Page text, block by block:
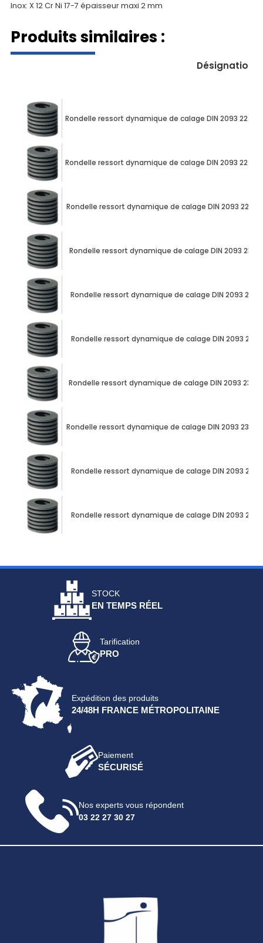
Inox: X 12 Cr Ni 17-7 épaisseur maxi 2 mm
Produits similaires :
Désignation
Rondelle ressort dynamique de calage DIN 2093
Rondelle ressort dynamique de calage DIN 2093
Rondelle ressort dynamique de calage DIN 2093
Rondelle ressort dynamique de calage DIN 2093
Rondelle ressort dynamique de calage DIN 2093
Rondelle ressort dynamique de calage DIN 2093
Rondelle ressort dynamique de calage DIN 2093
Rondelle ressort dynamique de calage DIN 2093
Rondelle ressort dynamique de calage DIN 2093
Rondelle ressort dynamique de calage DIN 2093
STOCK
EN TEMPS RÉEL
Tarification
PRO
Expédition des produits
24/48H FRANCE MÉTROPOLITAINE
Paiement
SÉCURISÉ
Nos experts vous répondent
03 22 27 30 27